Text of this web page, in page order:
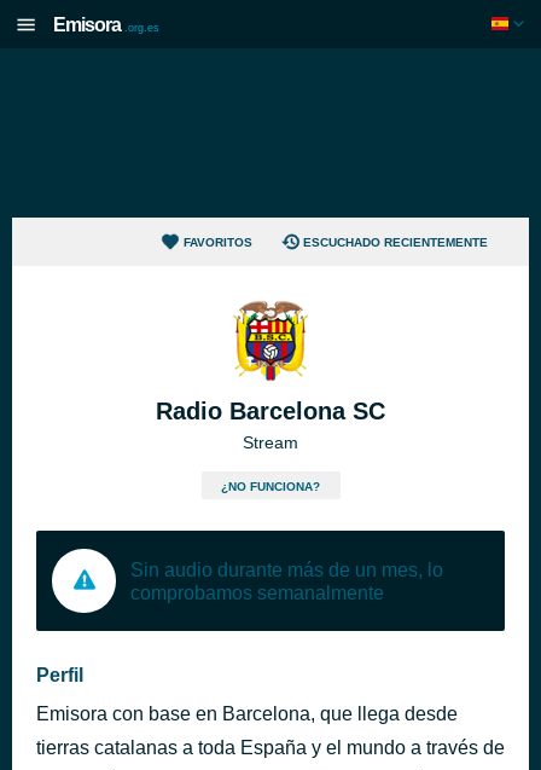
Emisora .org.es
FAVORITOS ESCUCHADO RECIENTEMENTE
Radio Barcelona SC
Stream
¿NO FUNCIONA?
Sin audio durante más de un mes, lo
comprobamos semanalmente
Perfil
Emisora con base en Barcelona, que llega desde
tierras catalanas a toda España y el mundo a través de